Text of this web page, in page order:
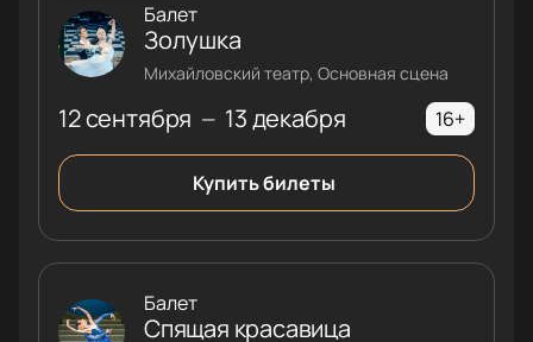
12 сентября — 13 декабря
Балет
Золушка
Михайловский театр, Основная сцена
16+
Купить билеты
Балет
Спящая красавица